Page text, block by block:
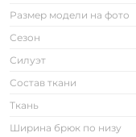
Размер модели на фото
Сезон
Силуэт
Состав ткани
Ткань
Ширина брюк по низу